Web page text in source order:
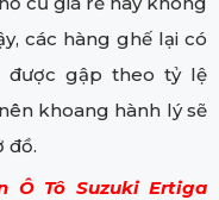
các hàng ghế lại có
được gập theo tỷ lệ
khoang hành lý sẽ
đồ.
Ô Tô Suzuki Ertiga